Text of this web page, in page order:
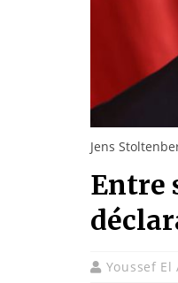
Jens
Entre
Youssef El